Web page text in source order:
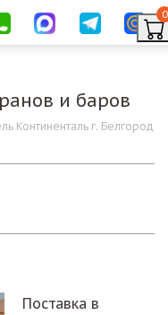
0
и баров
Континенталь г. Белгород
Поставка в